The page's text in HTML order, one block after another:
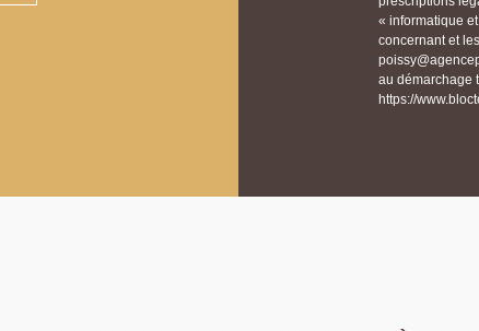
« informatique
concernant et
au démarchage
https://